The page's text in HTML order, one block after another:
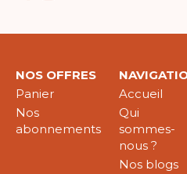
NOS OFFRES
Panier
Nos
abonnements
Accueil
Qui
sommes-
nous ?
Nos blogs